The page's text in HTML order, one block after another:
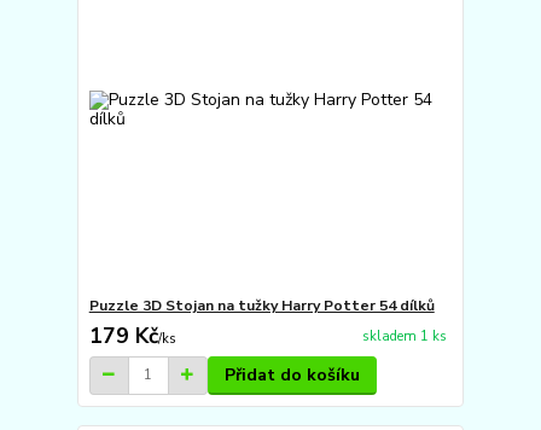
Puzzle 3D Stojan na tužky Harry Potter 54 dílků
179 Kč/ks skladem 1 ks
Přidat do košíku